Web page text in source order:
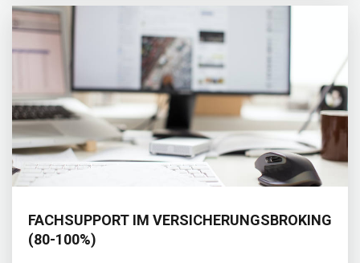
FACHSUPPORT IM VERSICHERUNGSBROKING
(80-100%)